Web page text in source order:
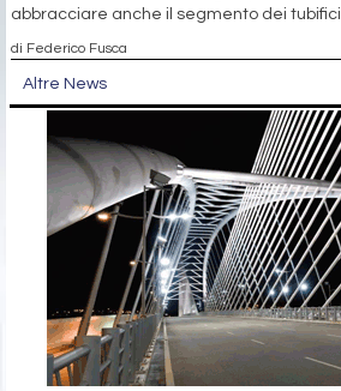
abbracciare anche il segmento dei tubifici
di Federico Fusca
Altre News